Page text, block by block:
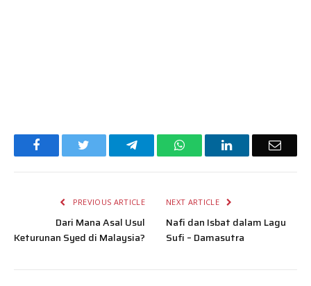
Facebook TelegramWhatsAppLinkedIn Email
PREVIOUS ARTICLE
Dari Mana Asal Usul
Keturunan Syed di Malaysia?
NEXT ARTICLE
Nafi dan Isbat dalam Lagu
Sufi – Damasutra